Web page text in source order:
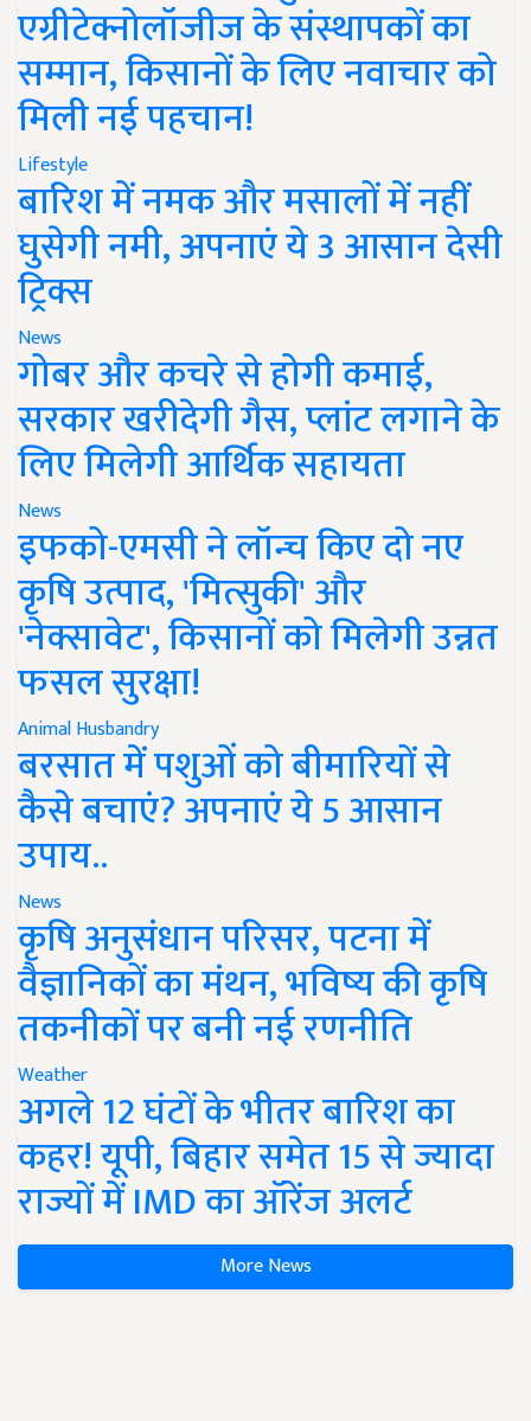
एग्रीटेक्नोलॉजीज के संस्थापकों का
सम्मान, किसानों के लिए नवाचार को
मिली नई पहचान!
Lifestyle
बारिश में नमक और मसालों में नहीं
घुसेगी नमी, अपनाएं ये 3 आसान देसी
ट्रिक्स
News
गोबर और कचरे से होगी कमाई,
सरकार खरीदेगी गैस, प्लांट लगाने के
लिए मिलेगी आर्थिक सहायता
News
इफको-एमसी ने लॉन्च किए दो नए
कृषि उत्पाद, 'मित्सुकी' और
'नेक्सावेट', किसानों को मिलेगी उन्नत
फसल सुरक्षा!
Animal Husbandry
बरसात में पशुओं को बीमारियों से
कैसे बचाएं? अपनाएं ये 5 आसान
उपाय..
News
कृषि अनुसंधान परिसर, पटना में
वैज्ञानिकों का मंथन, भविष्य की कृषि
तकनीकों पर बनी नई रणनीति
Weather
अगले 12 घंटों के भीतर बारिश का
कहर! यूपी, बिहार समेत 15 से ज्यादा
राज्यों में IMD का ऑरेंज अलर्ट
More News